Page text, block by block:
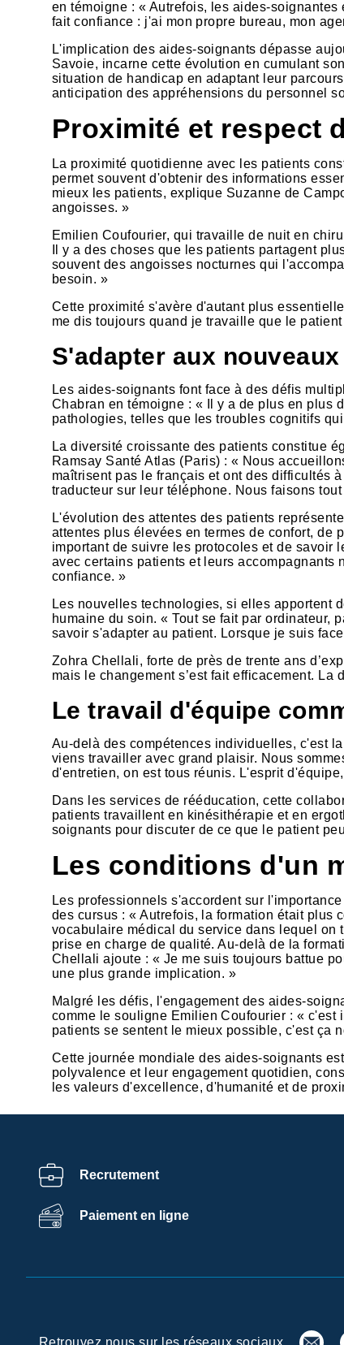
en témoigne : « Autrefois, les aides-
fait confiance : j'ai mon propre bureau, mon
L'implication des aides-soignants dépasse
Savoie, incarne cette évolution en cumulant
situation de handicap en adaptant leur
anticipation des appréhensions du personnel
Proximité et respect
La proximité quotidienne avec les patients
permet souvent d'obtenir des informations
mieux les patients, explique Suzanne de
angoisses. »
Emilien Coufourier, qui travaille de nuit en
Il y a des choses que les patients partagent
souvent des angoisses nocturnes qui
besoin. »
Cette proximité s'avère d'autant plus
me dis toujours quand je travaille que le
S'adapter aux
Les aides-soignants font face à des défis
Chabran en témoigne : « Il y a de plus en plus
pathologies, telles que les troubles cognitifs
La diversité croissante des patients constitue
Ramsay Santé Atlas (Paris) : « Nous
maîtrisent pas le français et ont des difficultés
traducteur sur leur téléphone. Nous faisons
L'évolution des attentes des patients
attentes plus élevées en termes de confort, de
important de suivre les protocoles et de savoir
avec certains patients et leurs
confiance. »
Les nouvelles technologies, si elles apportent
humaine du soin. « Tout se fait par ordinateur,
savoir s'adapter au patient. Lorsque je suis
Zohra Chellali, forte de près de trente ans
mais le changement s’est fait efficacement. La
Le travail d'équipe
Au-delà des compétences individuelles, c'est
viens travailler avec grand plaisir. Nous
d'entretien, on est tous réunis. L'esprit
Dans les services de rééducation, cette
patients travaillent en kinésithérapie et en
soignants pour discuter de ce que le patient
Les conditions d'un
Les professionnels s'accordent sur
des cursus : « Autrefois, la formation était plus
vocabulaire médical du service dans lequel
prise en charge de qualité. Au-delà de la
Chellali ajoute : « Je me suis toujours battue
une plus grande implication. »
Malgré les défis, l'engagement des aides-
comme le souligne Emilien Coufourier : « c'est
patients se sentent le mieux possible, c'est ça
Cette journée mondiale des aides-soignants
polyvalence et leur engagement quotidien,
les valeurs d'excellence, d'humanité et de
Recrutement
Paiement en ligne
Centre de
préférences de la
Ramsay Services/Santé utilise sur ce site des cookies afin
réalisation d’'analyses statistiques et d’analyser les